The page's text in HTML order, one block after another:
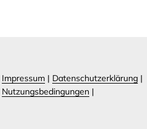
Impressum | Datenschutzerklärung |
Nutzungsbedingungen |